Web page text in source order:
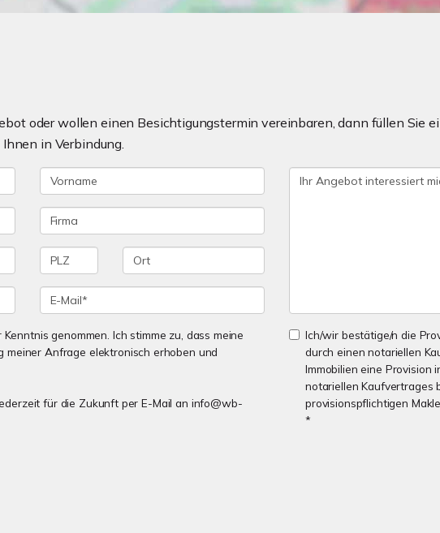
oder wollen einen Besichtigungstermin vereinbaren, dann füllen Sie
in Verbindung.
Kenntnis genommen. Ich stimme zu, dass meine
Anfrage elektronisch erhoben und
für die Zukunft per E-Mail an info@wb-
Ich/wir bestätige/n die
durch einen notariellen
Immobilien eine Provision
notariellen Kaufvertrages
provisionspflichtigen
*